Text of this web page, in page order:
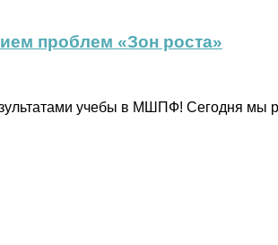
проблем «Зон роста»
учебы в МШПФ! Сегодня мы